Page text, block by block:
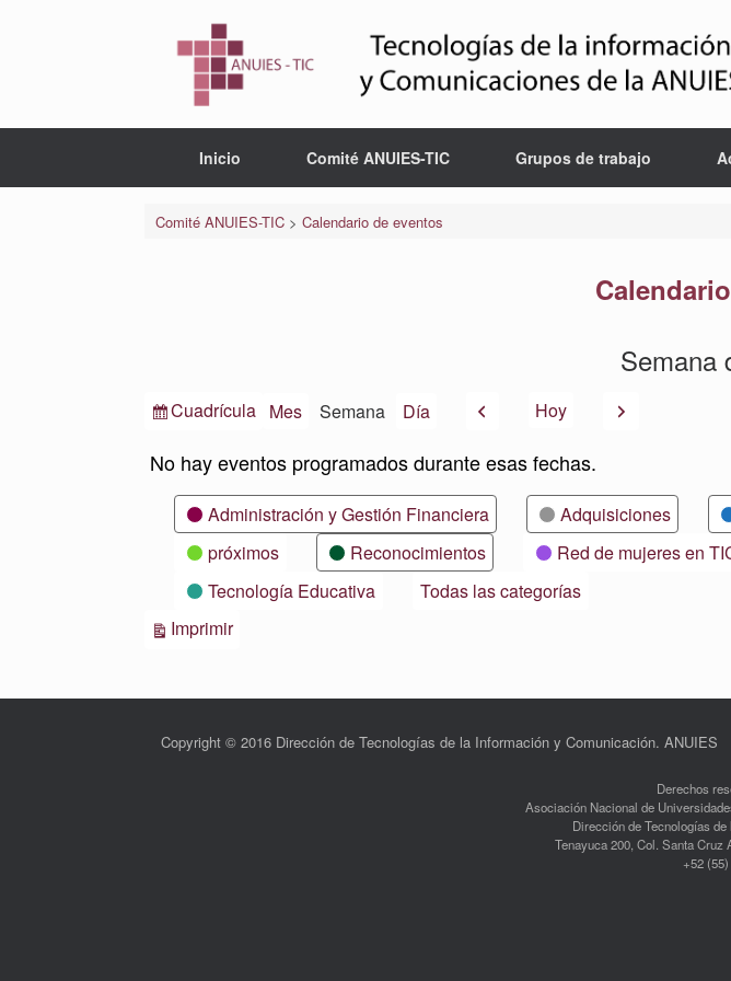
Inicio Comité ANUIES-TIC Grupos de trabajo
Comité ANUIES-TIC> Calendario de eventos
Semana
Ver
Cuadrícula Mes Semana Día AnteriorHoy Siguiente
No hay eventos programados durante esas fechas.
CategoríasAdministración y Gestión Financiera Adquisiciones
próximos
Reconocimientos Red de mujeres en
Tecnología Educativa
Todas las categorías
ImprimirVistas
Copyright © 2016 Dirección de Tecnologías de la Información y Comunicación. ANUIES
Derechos
Asociación Nacional de
Dirección de Tecnologías
Tenayuca 200, Col. Santa
+52